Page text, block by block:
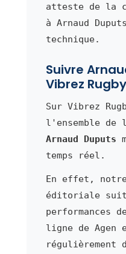
atteste de la
à Arnaud
technique.
Suivre
Vibrez Rugby
Sur Vibrez
l'ensemble
Arnaud Duputs
temps réel.
En effet,
éditoriale
performances
ligne de Agen
régulièrement